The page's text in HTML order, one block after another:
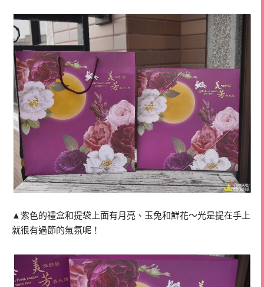
▲紫色的禮盒和提袋上面有月亮、玉兔和鮮花～光是提在手上
就很有過節的氣氛呢！